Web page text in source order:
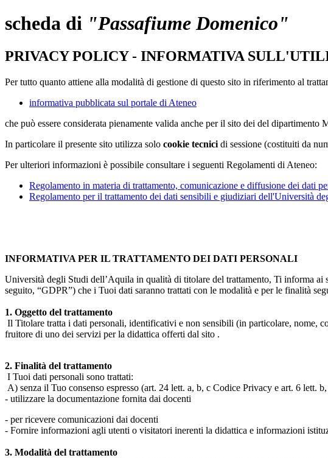
scheda di "Passafiume Domenico"
PRIVACY POLICY - INFORMATIVA
Per tutto quanto attiene alla modalità di gestione di questo sito in riferimento al
informativa pubblicata sul portale di Ateneo
che può essere considerata pienamente valida anche per il sito dei del dipartimento
In particolare il presente sito utilizza solo cookie tecnici di sessione (costituiti da
Per ulteriori informazioni è possibile consultare i seguenti Regolamenti di Ateneo:
Regolamento in materia di trattamento, comunicazione e diffusione dei dati
Regolamento per il trattamento dei dati sensibili e giudiziari dell'Università
INFORMATIVA PER IL TRATTAMENTO DEI DATI PERSONALI
Università degli Studi dell’Aquila in qualità di titolare del trattamento, Ti informa
seguito, “GDPR”) che i Tuoi dati saranno trattati con le modalità e per le finalità
1. Oggetto del trattamento
Il Titolare tratta i dati personali, identificativi e non sensibili (in particolare, nome,
fruitore di uno dei servizi per la didattica offerti dal sito .
2. Finalità del trattamento
I Tuoi dati personali sono trattati:
A) senza il Tuo consenso espresso (art. 24 lett. a, b, c Codice Privacy e art. 6 lett.
- utilizzare la documentazione fornita dai docenti
- per ricevere comunicazioni dai docenti
- Fornire informazioni agli utenti o visitatori inerenti la didattica e informazioni
3. Modalità del trattamento